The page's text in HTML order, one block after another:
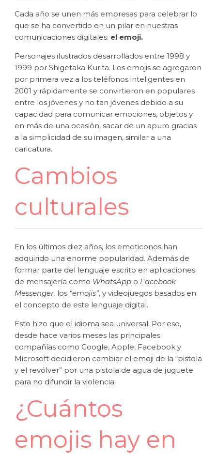
Cada año se unen más empresas para celebrar lo
que se ha convertido en un pilar en nuestras
comunicaciones digitales: el emoji.
Personajes ilustrados desarrollados entre 1998 y
1999 por Shigetaka Kurita. Los emojis se agregaron
por primera vez a los teléfonos inteligentes en
2001 y rápidamente se convirtieron en populares
entre los jóvenes y no tan jóvenes debido a su
capacidad para comunicar emociones, objetos y
en más de una ocasión, sacar de un apuro gracias
a la simplicidad de su imagen, similar a una
caricatura.
Cambios
culturales
En los últimos diez años, los emoticonos han
adquirido una enorme popularidad. Además de
formar parte del lenguaje escrito en aplicaciones
de mensajería como WhatsApp o Facebook
Messenger, los “emojis”, y videojuegos basados en
el concepto de este lenguaje digital.
Esto hizo que el idioma sea universal. Por eso,
desde hace varios meses las principales
compañías como Google, Apple, Facebook y
Microsoft decidieron cambiar el emoji de la “pistola
y el revólver” por una pistola de agua de juguete
para no difundir la violencia.
¿Cuántos
emojis hay en